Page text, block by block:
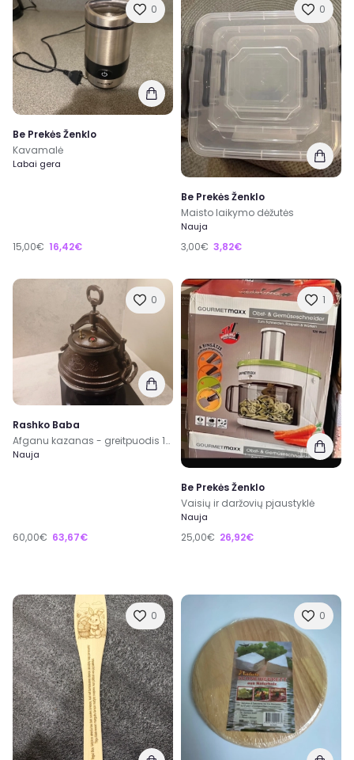
0
Be Prekės Ženklo
Kavamalė
Labai gera
15,00€ 16,42€
0
Be Prekės Ženklo
Maisto laikymo dėžutės
Nauja
3,00€ 3,82€
0
Rashko Baba
Afganu kazanas - greitpuodis 10 l
Nauja
60,00€ 63,67€
1
Be Prekės Ženklo
Vaisių ir daržovių pjaustyklė
Nauja
25,00€ 26,92€
0 0